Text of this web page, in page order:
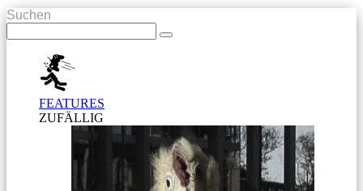
Suchen
FEATURES
ZUFÄLLIG